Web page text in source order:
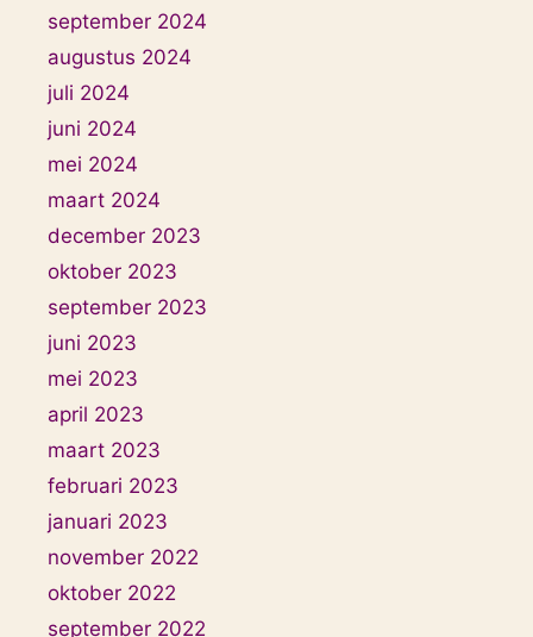
september 2024
augustus 2024
juli 2024
juni 2024
mei 2024
maart 2024
december 2023
oktober 2023
september 2023
juni 2023
mei 2023
april 2023
maart 2023
februari 2023
januari 2023
november 2022
oktober 2022
september 2022